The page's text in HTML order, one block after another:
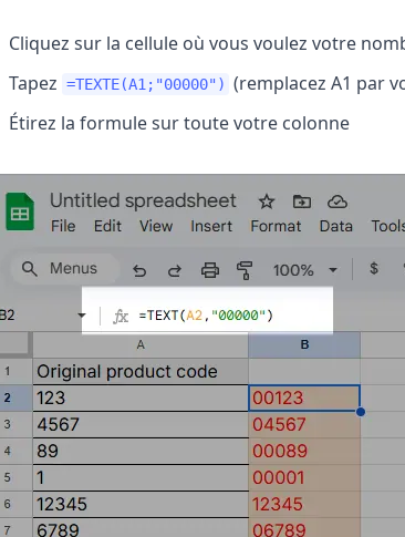
Cliquez sur la cellule où vous voulez votre
Tapez =TEXTE(A1;"00000") (remplacez A1 par
Étirez la formule sur toute votre colonne